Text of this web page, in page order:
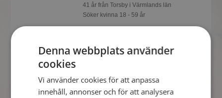
41 år från Torsby i Värmlands län
Söker kvinna 18 - 59 år
på det och mängder av andra
spännande fakta.
Denna webbplats använder
cookies
Vi använder cookies för att anpassa
innehåll, annonser och för att analysera